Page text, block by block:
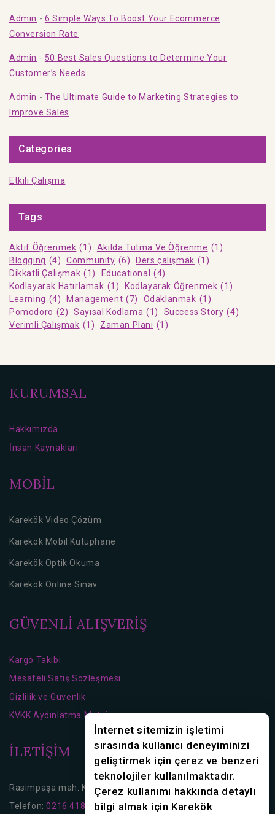
Admin - 6 Simple Ways To Boost Your Ecommerce
Conversion Rate
Admin - 50 Best Sales Questions to Determine Your
Customer’s Needs
Admin - The Ultimate Guide to Marketing Strategies to
Improve Sales
Categories
Etkili Çalışma
Tags
Aktif Öğrenmek (1) Akılda Tutma Ve Öğrenme (1)
Blogging (4) Community (6) Ders çalışmak (1)
Dikkatli Çalışmak (1) Educational
(4)
Kodlayarak Hatırlamak (1) Kodlayarak Öğrenmek (1)
Learning (4) Management (7) Odaklanmak (1)
Pomodoro (2) Sayısal Kodlama (1) Success Story (4)
Verimli Çalışmak (1) Zaman Planı (1)
KURUMSAL
Hakkımızda
İnsan Kaynakları
MOBİL
Karekök Video Çözüm
Karekök Mobil Kütüphane
Karekök Optik Okuma
Karekök Online Sınav
GÜVENLİ ALIŞVERİŞ
Kargo Takibi
Mesafeli Satış Sözleşmesi
Gizlilik ve Güvenlik
KVKK Aydınlatma Metni
İLETİŞİM
Rasimpaşa mah. Karakolhane Cd. No:16 Kadıköy/İstanbul
Telefon:0216 418 36 70 0216 418 36 80
İnternet sitemizin işletimi
sırasında kullanıcı deneyiminizi
geliştirmek için çerez ve benzeri
teknolojiler kullanılmaktadır.
Çerez kullanımı hakkında detaylı
bilgi almak için Karekök